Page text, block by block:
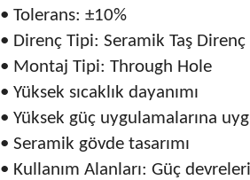
• Tolerans: ±10%
• Direnç Tipi: Seramik Taş Direnç
• Montaj Tipi: Through Hole
• Yüksek sıcaklık dayanımı
• Yüksek güç uygulamalarına
• Seramik gövde tasarımı
• Kullanım Alanları: Güç